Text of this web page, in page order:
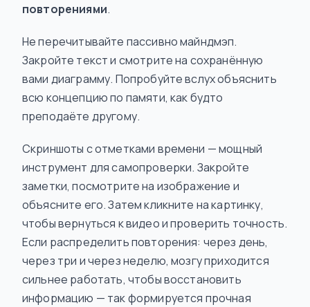
повторениями.
Не перечитывайте пассивно майндмэп.
Закройте текст и смотрите на сохранённую
вами диаграмму. Попробуйте вслух объяснить
всю концепцию по памяти, как будто
преподаёте другому.
Скриншоты с отметками времени — мощный
инструмент для самопроверки. Закройте
заметки, посмотрите на изображение и
объясните его. Затем кликните на картинку,
чтобы вернуться к видео и проверить точность.
Если распределить повторения: через день,
через три и через неделю, мозгу приходится
сильнее работать, чтобы восстановить
информацию — так формируется прочная